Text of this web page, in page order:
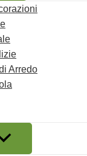
Arredo
| PIVA